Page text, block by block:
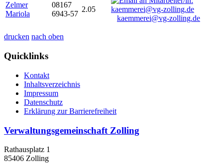
Zelmer
Mariola
08167
6943-57
2.05
kaemmerei@vg-zolling.de
drucken nach oben
Quicklinks
Kontakt
Inhaltsverzeichnis
Impressum
Datenschutz
Erklärung zur Barrierefreiheit
Verwaltungsgemeinschaft Zolling
Rathausplatz 1
85406 Zolling